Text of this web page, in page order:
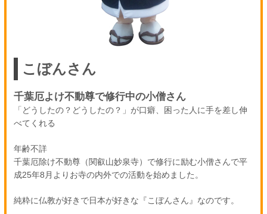
こぼんさん
千葉厄よけ不動尊で修行中の小僧さん
「どうしたの？どうしたの？」が口癖、困った人に手を差し伸
べてくれる
年齢不詳
千葉厄除け不動尊（関叡山妙泉寺）で修行に励む小僧さんで平
成25年8月よりお寺の内外での活動を始めました。
純粋に仏教が好きで日本が好きな『こぼんさん』なのです。